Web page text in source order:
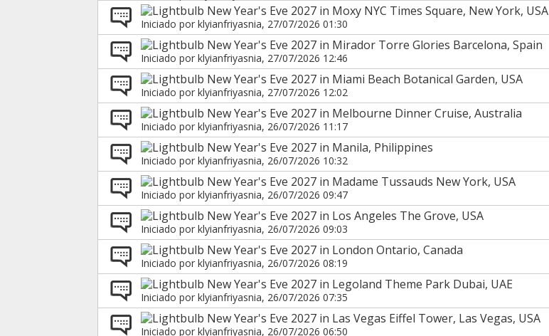
New Year's Eve 2027 in Moxy NYC Times Square, New York, USA
Iniciado por klyianfriyasnia, 27/07/2026 01:30
New Year's Eve 2027 in Mirador Torre Glories Barcelona, Spain
Iniciado por klyianfriyasnia, 27/07/2026 12:46
New Year's Eve 2027 in Miami Beach Botanical Garden, USA
Iniciado por klyianfriyasnia, 27/07/2026 12:02
New Year's Eve 2027 in Melbourne Dinner Cruise, Australia
Iniciado por klyianfriyasnia, 26/07/2026 11:17
New Year's Eve 2027 in Manila, Philippines
Iniciado por klyianfriyasnia, 26/07/2026 10:32
New Year's Eve 2027 in Madame Tussauds New York, USA
Iniciado por klyianfriyasnia, 26/07/2026 09:47
New Year's Eve 2027 in Los Angeles The Grove, USA
Iniciado por klyianfriyasnia, 26/07/2026 09:03
New Year's Eve 2027 in London Ontario, Canada
Iniciado por klyianfriyasnia, 26/07/2026 08:19
New Year's Eve 2027 in Legoland Theme Park Dubai, UAE
Iniciado por klyianfriyasnia, 26/07/2026 07:35
New Year's Eve 2027 in Las Vegas Eiffel Tower, Las Vegas, USA
Iniciado por klyianfriyasnia, 26/07/2026 06:50